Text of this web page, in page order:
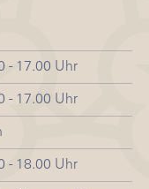
- 17.00 Uhr
- 17.00 Uhr
- 18.00 Uhr